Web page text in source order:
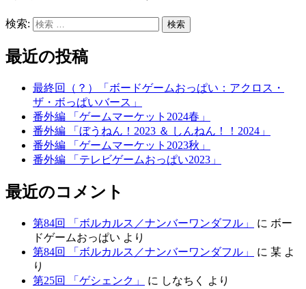
検索:
最近の投稿
最終回（？）「ボードゲームおっぱい：アクロス・
ザ・ボっぱいバース」
番外編 「ゲームマーケット2024春」
番外編 「ぼうねん！2023 ＆ しんねん！！2024」
番外編 「ゲームマーケット2023秋」
番外編 「テレビゲームおっぱい2023」
最近のコメント
第84回 「ボルカルス／ナンバーワンダフル」
に ボー
ドゲームおっぱい より
第84回 「ボルカルス／ナンバーワンダフル」
に 某 よ
り
第25回 「ゲシェンク」
に しなちく より